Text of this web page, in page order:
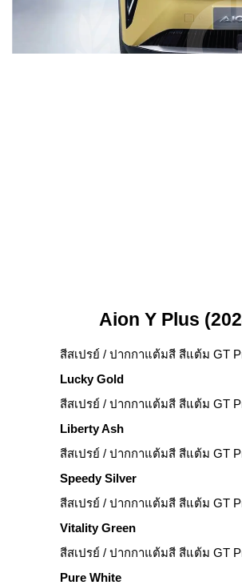
Aion Y Plus
สีสเปรย์ / ปากกาแต้มสี สีแต้ม GT
Lucky Gold
สีสเปรย์ / ปากกาแต้มสี สีแต้ม GT
Liberty Ash
สีสเปรย์ / ปากกาแต้มสี สีแต้ม GT
Speedy Silver
สีสเปรย์ / ปากกาแต้มสี สีแต้ม GT
Vitality Green
สีสเปรย์ / ปากกาแต้มสี สีแต้ม GT
Pure White